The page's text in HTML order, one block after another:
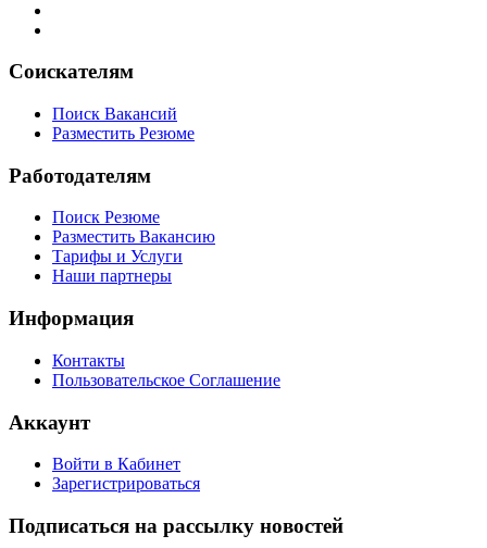
Соискателям
Поиск Вакансий
Разместить Резюме
Работодателям
Поиск Резюме
Разместить Вакансию
Тарифы и Услуги
Наши партнеры
Информация
Контакты
Пользовательское Соглашение
Аккаунт
Войти в Кабинет
Зарегистрироваться
Подписаться на рассылку новостей